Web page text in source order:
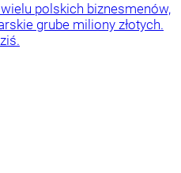
polskich biznesmenów,
grube miliony złotych.